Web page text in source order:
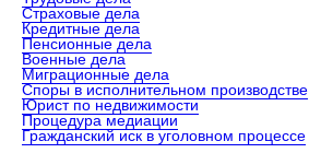
Страховые дела
Кредитные дела
Пенсионные дела
Военные дела
Миграционные дела
Споры в исполнительном производстве
Юрист по недвижимости
Процедура медиации
Гражданский иск в уголовном процессе